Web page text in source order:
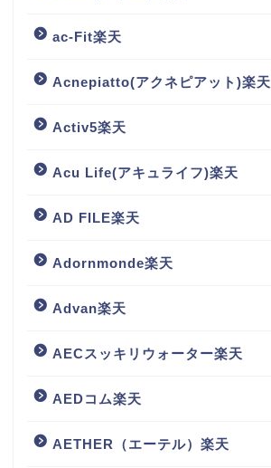
ac-Fit楽天
Acnepiatto(アクネピアット)楽天
Activ5楽天
Acu Life(アキュライフ)楽天
AD FILE楽天
Adornmonde楽天
Advan楽天
AECスッキリウォーター楽天
AEDコム楽天
AETHER（エーテル）楽天